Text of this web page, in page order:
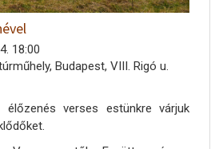
18:00
Budapest, VIII. Rigó u.
élőzenés verses estünkre várjuk